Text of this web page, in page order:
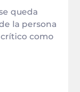
queda
la persona
como